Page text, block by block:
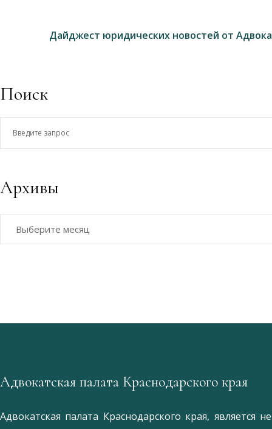
Дайджест юридических новостей от
Поиск
Архивы
Адвокатская палата Краснодарского края
Адвокатская палата Краснодарского края, является